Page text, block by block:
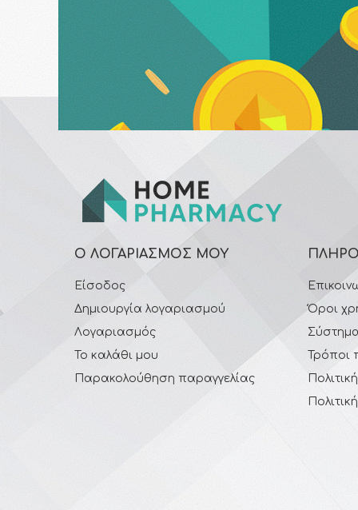
Ο ΛΟΓΑΡΙΑΣΜΌΣ ΜΟΥ
Είσοδος
Δημιουργία λογαριασμού
Λογαριασμός
Το καλάθι μου
Παρακολούθηση παραγγελίας
Όροι
Τρόποι